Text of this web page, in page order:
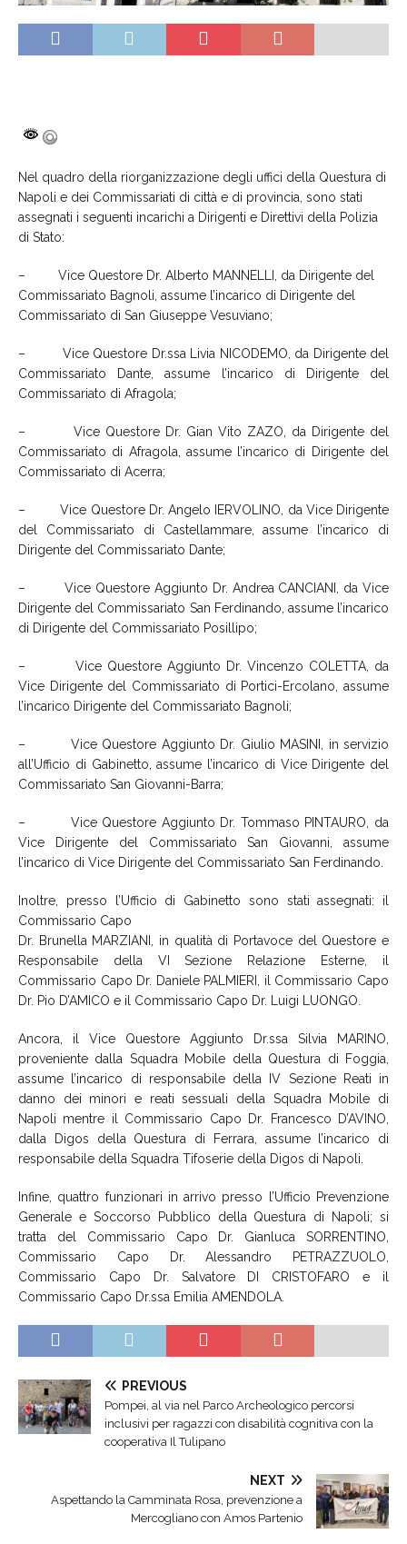
Nel quadro della riorganizzazione degli uffici della Questura di
Napoli e dei Commissariati di città e di provincia, sono stati
assegnati i seguenti incarichi a Dirigenti e Direttivi della Polizia
di Stato:
– Vice Questore Dr. Alberto MANNELLI, da Dirigente del
Commissariato Bagnoli, assume l’incarico di Dirigente del
Commissariato di San Giuseppe Vesuviano;
– Vice Questore Dr.ssa Livia NICODEMO, da Dirigente del
Commissariato Dante, assume l’incarico di Dirigente del
Commissariato di Afragola;
– Vice Questore Dr. Gian Vito ZAZO, da Dirigente del
Commissariato di Afragola, assume l’incarico di Dirigente del
Commissariato di Acerra;
– Vice Questore Dr. Angelo IERVOLINO, da Vice Dirigente
del Commissariato di Castellammare, assume l’incarico di
Dirigente del Commissariato Dante;
– Vice Questore Aggiunto Dr. Andrea CANCIANI, da Vice
Dirigente del Commissariato San Ferdinando, assume l’incarico
di Dirigente del Commissariato Posillipo;
– Vice Questore Aggiunto Dr. Vincenzo COLETTA, da
Vice Dirigente del Commissariato di Portici-Ercolano, assume
l’incarico Dirigente del Commissariato Bagnoli;
– Vice Questore Aggiunto Dr. Giulio MASINI, in servizio
all’Ufficio di Gabinetto, assume l’incarico di Vice Dirigente del
Commissariato San Giovanni-Barra;
– Vice Questore Aggiunto Dr. Tommaso PINTAURO, da
Vice Dirigente del Commissariato San Giovanni, assume
l’incarico di Vice Dirigente del Commissariato San Ferdinando.
Inoltre, presso l’Ufficio di Gabinetto sono stati assegnati: il
Commissario Capo
Dr. Brunella MARZIANI, in qualità di Portavoce del Questore e
Responsabile della VI Sezione Relazione Esterne, il
Commissario Capo Dr. Daniele PALMIERI, il Commissario Capo
Dr. Pio D’AMICO e il Commissario Capo Dr. Luigi LUONGO.
Ancora, il Vice Questore Aggiunto Dr.ssa Silvia MARINO,
proveniente dalla Squadra Mobile della Questura di Foggia,
assume l’incarico di responsabile della IV Sezione Reati in
danno dei minori e reati sessuali della Squadra Mobile di
Napoli mentre il Commissario Capo Dr. Francesco D’AVINO,
dalla Digos della Questura di Ferrara, assume l’incarico di
responsabile della Squadra Tifoserie della Digos di Napoli.
Infine, quattro funzionari in arrivo presso l’Ufficio Prevenzione
Generale e Soccorso Pubblico della Questura di Napoli; si
tratta del Commissario Capo Dr. Gianluca SORRENTINO,
Commissario Capo Dr. Alessandro PETRAZZUOLO,
Commissario Capo Dr. Salvatore DI CRISTOFARO e il
Commissario Capo Dr.ssa Emilia AMENDOLA.
PREVIOUS
Pompei, al via nel Parco Archeologico percorsi
inclusivi per ragazzi con disabilità cognitiva con la
cooperativa Il Tulipano
NEXT
Aspettando la Camminata Rosa, prevenzione a
Mercogliano con Amos Partenio